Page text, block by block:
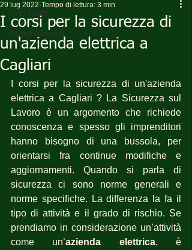
Tutti i post
Aggiornamenti
I corsi per la sicurezza di
un'azienda elettrica a
Cagliari
29 lug 2022 Tempo di lettura: 3 min
I corsi per la sicurezza di un'azienda
elettrica a Cagliari ? La Sicurezza sul
Lavoro è un argomento che richiede
conoscenza e spesso gli imprenditori
hanno bisogno di una bussola, per
orientarsi fra continue modifiche e
aggiornamenti. Quando si parla di
sicurezza ci sono norme generali e
norme specifiche. La differenza la fa il
tipo di attività e il grado di rischio. Se
prendiamo in considerazione un’attività
come un’azienda elettrica, è